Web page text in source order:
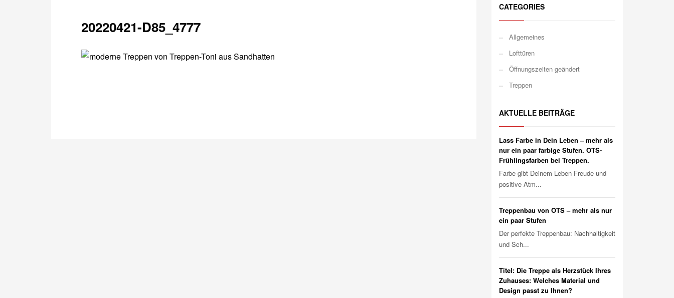
20220421-D85_4777
CATEGORIES
Allgemeines
Lofttüren
Öffnungszeiten geändert
Treppen
AKTUELLE BEITRÄGE
Lass Farbe in Dein Leben – mehr als
nur ein paar farbige Stufen. OTS-
Frühlingsfarben bei Treppen.
Farbe gibt Deinem Leben Freude und
positive Atm...
Treppenbau von OTS – mehr als nur
ein paar Stufen
Der perfekte Treppenbau: Nachhaltigkeit
und Sch...
Titel: Die Treppe als Herzstück Ihres
Zuhauses: Welches Material und
Design passt zu Ihnen?